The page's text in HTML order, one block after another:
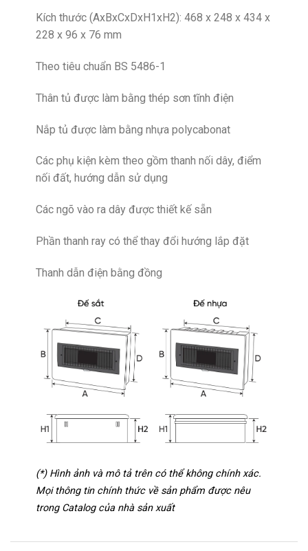
Kích thước (AxBxCxDxH1xH2): 468 x 248 x 434 x
228 x 96 x 76 mm
Theo tiêu chuẩn BS 5486-1
Thân tủ được làm bằng thép sơn tĩnh điện
Nắp tủ được làm bằng nhựa polycabonat
Các phụ kiện kèm theo gồm thanh nối dây, điểm
nối đất, hướng dẫn sử dụng
Các ngõ vào ra dây được thiết kế sẵn
Phần thanh ray có thể thay đổi hướng lắp đặt
Thanh dẫn điện bằng đồng
(*) Hình ảnh và mô tả trên có thể không chính xác.
Mọi thông tin chính thức về sản phẩm được nêu
trong Catalog của nhà sản xuất